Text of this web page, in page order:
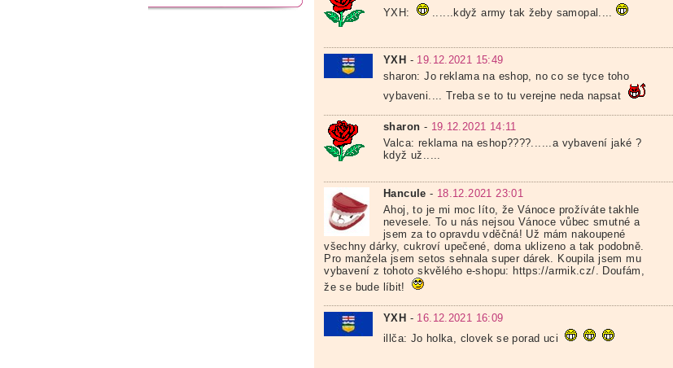
YXH:
......když army tak žeby samopal....
YXH - 19.12.2021 15:49
sharon: Jo reklama na eshop, no co se tyce toho
vybaveni.... Treba se to tu verejne neda napsat
sharon - 19.12.2021 14:11
Valca: reklama na eshop????......a vybavení jaké ?
když už.....
Hancule - 18.12.2021 23:01
Ahoj, to je mi moc líto, že Vánoce prožíváte takhle
nevesele. To u nás nejsou Vánoce vůbec smutné a
jsem za to opravdu vděčná! Už mám nakoupené
všechny dárky, cukroví upečené, doma uklizeno a tak podobně.
Pro manžela jsem setos sehnala super dárek. Koupila jsem mu
vybavení z tohoto skvělého e-shopu: https://armik.cz/. Doufám,
že se bude líbit!
YXH - 16.12.2021 16:09
illča: Jo holka, clovek se porad uci